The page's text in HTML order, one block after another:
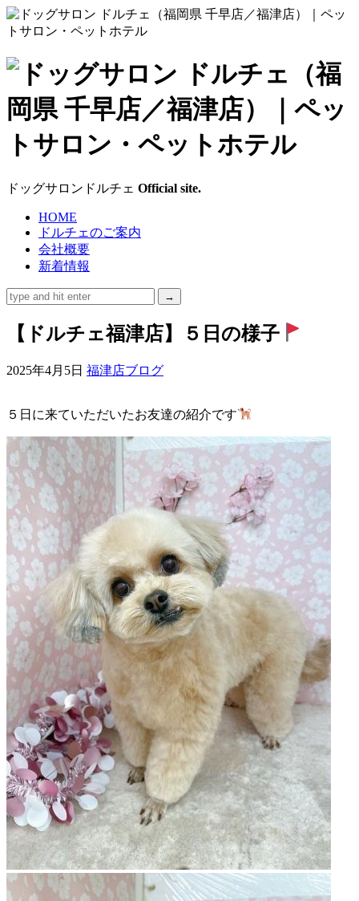
ド
ッ
グ
サ
ロ
ン
ド
ル
（福
岡
県
千
早
店
／
福
津
店）
｜
ペ
ッ
ト
ドッグサロンドルチェ Official site.
HOME
ドルチェのご案内
会社概要
新着情報
【ドルチェ福津店】５日の様子
2025年4月5日 福津店ブログ
５日に来ていただいたお友達の紹介です